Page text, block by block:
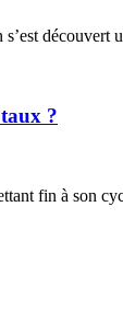
découvert
?
fin à son